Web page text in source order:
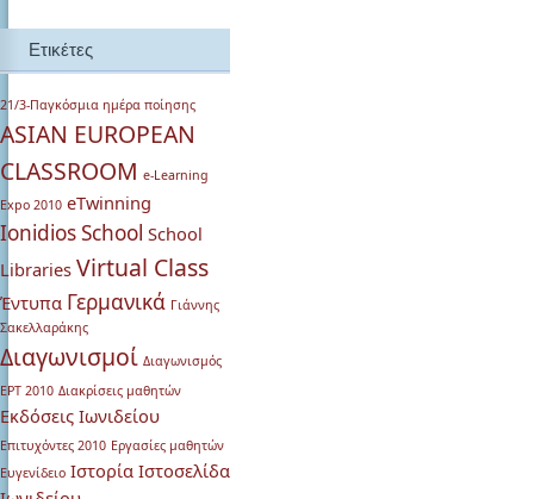
Ετικέτες
21/3-Παγκόσμια ημέρα ποίησης
ASIAN EUROPEAN
CLASSROOM e-Learning
Expo 2010 eTwinning
Ionidios School School
Libraries Virtual Class
Έντυπα Γερμανικά Γιάννης
Σακελλαράκης
Διαγωνισμοί Διαγωνισμός
ΕΡΤ 2010 Διακρίσεις μαθητών
Εκδόσεις Ιωνιδείου
Επιτυχόντες 2010 Εργασίες μαθητών
Ευγενίδειο Ιστορία Ιστοσελίδα